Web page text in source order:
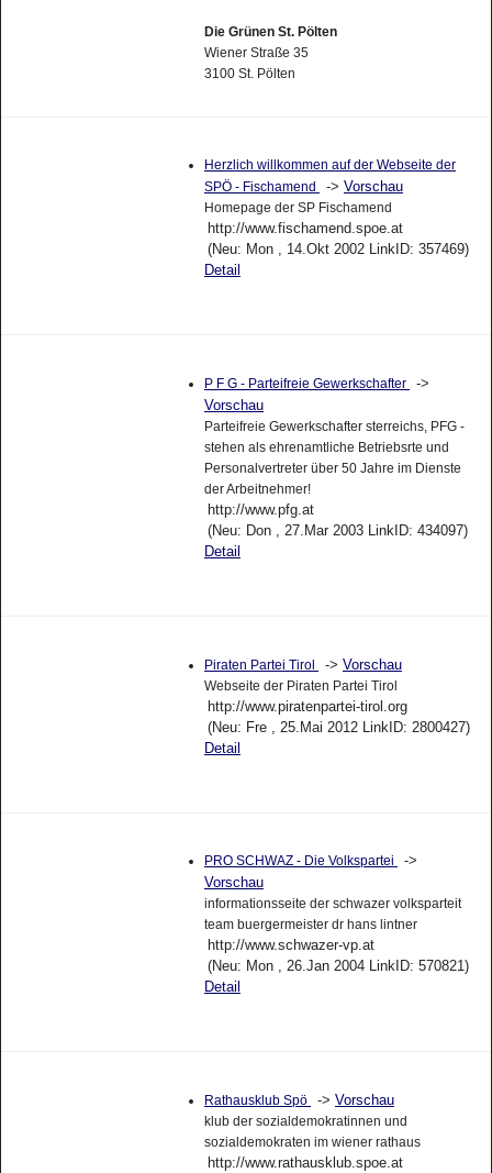
Die Grünen St. Pölten
Wiener Straße 35
3100 St. Pölten
Herzlich willkommen auf der Webseite der
SPÖ - Fischamend
-> Vorschau
Homepage der SP Fischamend
http://www.fischamend.spoe.at
(Neu: Mon , 14.Okt 2002 LinkID: 357469)
Detail
P F G - Parteifreie Gewerkschafter
->
Vorschau
Parteifreie Gewerkschafter sterreichs, PFG -
stehen als ehrenamtliche Betriebsrte und
Personalvertreter über 50 Jahre im Dienste
der Arbeitnehmer!
http://www.pfg.at
(Neu: Don , 27.Mar 2003 LinkID: 434097)
Detail
Piraten Partei Tirol -> Vorschau
Webseite der Piraten Partei Tirol
http://www.piratenpartei-tirol.org
(Neu: Fre , 25.Mai 2012 LinkID: 2800427)
Detail
PRO SCHWAZ - Die Volkspartei
->
Vorschau
informationsseite der schwazer volksparteit
team buergermeister dr hans lintner
http://www.schwazer-vp.at
(Neu: Mon , 26.Jan 2004 LinkID: 570821)
Detail
Rathausklub Spö -> Vorschau
klub der sozialdemokratinnen und
sozialdemokraten im wiener rathaus
http://www.rathausklub.spoe.at